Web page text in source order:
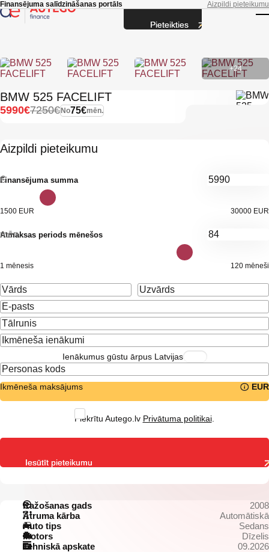
Skip to main content
Finansējuma salīdzināšanas portāls Aizpildi pieteikumu
+24
BMW 525 FACELIFT
No75€mēn.
7250€
5990€
Aizpildi pieteikumu
Finansējuma summa
€
1500 EUR 30000 EUR
Atmaksas periods mēnešos
mēn.
1 mēnesis 120 mēneši
Ienākumus gūstu ārpus Latvijas
Ikmēneša maksājums EUR
Piekrītu Autego.lv Privātuma politikai.
Ražošanas gads
2008
Ātruma kārba
Automātiskā
Auto tips
Sedans
Motors
Dīzelis
Tehniskā apskate
09.2026